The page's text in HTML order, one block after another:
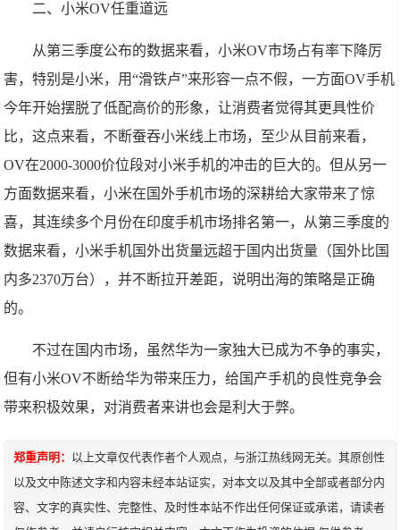
二、小米OV任重道远
从第三季度公布的数据来看，小米OV市场占有率下降厉
害，特别是小米，用“滑铁卢”来形容一点不假，一方面OV手机
今年开始摆脱了低配高价的形象，让消费者觉得其更具性价
比，这点来看，不断蚕吞小米线上市场，至少从目前来看，
OV在2000-3000价位段对小米手机的冲击的巨大的。但从另一
方面数据来看，小米在国外手机市场的深耕给大家带来了惊
喜，其连续多个月份在印度手机市场排名第一，从第三季度的
数据来看，小米手机国外出货量远超于国内出货量（国外比国
内多2370万台），并不断拉开差距，说明出海的策略是正确
的。
不过在国内市场，虽然华为一家独大已成为不争的事实，
但有小米OV不断给华为带来压力，给国产手机的良性竞争会
带来积极效果，对消费者来讲也会是利大于弊。
郑重声明： 以上文章仅代表作者个人观点，与浙江热线网无关。其原创性
以及文中陈述文字和内容未经本站证实，对本文以及其中全部或者部分内
容、文字的真实性、完整性、及时性本站不作出任何保证或承诺，请读者